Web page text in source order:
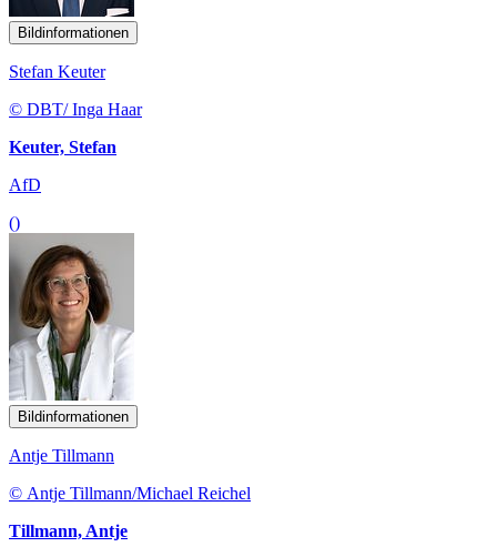
Bildinformationen
Stefan Keuter
© DBT/ Inga Haar
Keuter, Stefan
AfD
()
Bildinformationen
Antje Tillmann
© Antje Tillmann/Michael Reichel
Tillmann, Antje